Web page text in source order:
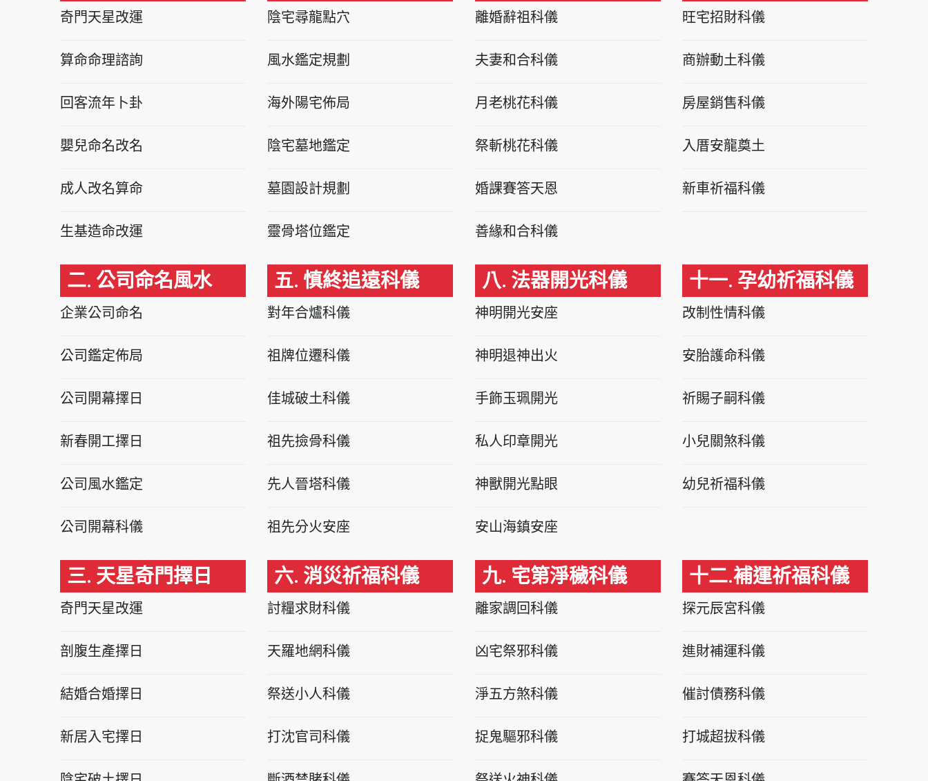
奇門天星改運
算命命理諮詢
回客流年卜卦
嬰兒命名改名
成人改名算命
生基造命改運
二. 公司命名風水
企業公司命名
公司鑑定佈局
公司開幕擇日
新春開工擇日
公司風水鑑定
公司開幕科儀
三. 天星奇門擇日
奇門天星改運
剖腹生產擇日
結婚合婚擇日
新居入宅擇日
陰宅尋龍點穴
風水鑑定規劃
海外陽宅佈局
陰宅墓地鑑定
墓園設計規劃
靈骨塔位鑑定
五. 慎終追遠科儀
對年合爐科儀
祖牌位遷科儀
佳城破土科儀
祖先撿骨科儀
先人晉塔科儀
祖先分火安座
六. 消災祈福科儀
討糧求財科儀
天羅地網科儀
祭送小人科儀
打沈官司科儀
離婚辭祖科儀
夫妻和合科儀
月老桃花科儀
祭斬桃花科儀
婚課賽答天恩
善緣和合科儀
八. 法器開光科儀
神明開光安座
神明退神出火
手飾玉珮開光
私人印章開光
神獸開光點眼
安山海鎮安座
九. 宅第淨穢科儀
離家調回科儀
凶宅祭邪科儀
淨五方煞科儀
捉鬼驅邪科儀
旺宅招財科儀
商辦動土科儀
房屋銷售科儀
入厝安龍奠土
新車祈福科儀
十一. 孕幼祈福科儀
改制性情科儀
安胎護命科儀
祈賜子嗣科儀
小兒關煞科儀
幼兒祈福科儀
十二.補運祈福科儀
探元辰宮科儀
進財補運科儀
催討債務科儀
打城超拔科儀